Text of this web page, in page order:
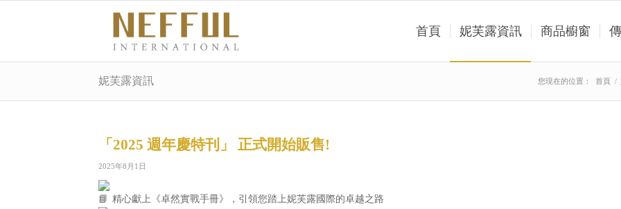
首頁 妮芙露資訊 商品櫥窗
妮芙露資訊 您現在的位置： 首頁 /
「2025 週年慶特刊」 正式開始販售!
2025年8月1日
精心獻上《卓然實戰手冊》，引領您踏上妮芙露國際的卓越之路